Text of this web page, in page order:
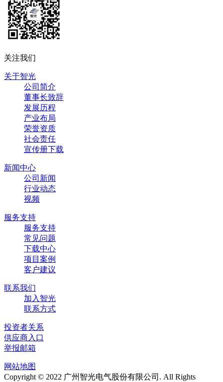
关注我们
关于智光
公司简介
董事长致辞
发展历程
产业布局
荣誉资质
社会责任
宣传册下载
新闻中心
公司新闻
行业动态
视频
服务支持
服务支持
常见问题
下载中心
项目案例
客户建议
联系我们
加入智光
联系方式
投资者关系
供应商入口
举报邮箱
网站地图
Copyright © 2022 广州智光电气股份有限公司. All Rights